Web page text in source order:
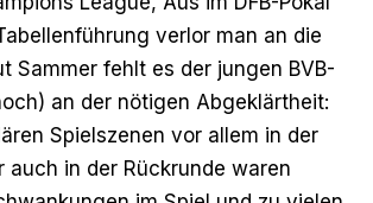
verlor man an die
Sammer fehlt es der jungen BVB-
an der nötigen Abgeklärtheit:
Spielszenen vor allem in der
auch in der Rückrunde waren